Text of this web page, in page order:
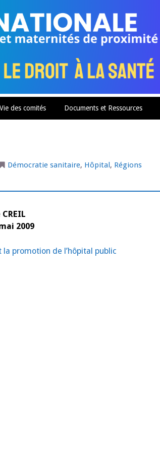
Vie des comités Documents et Ressources
Démocratie sanitaire, Hôpital, Régions
2009
promotion de l’hôpital public